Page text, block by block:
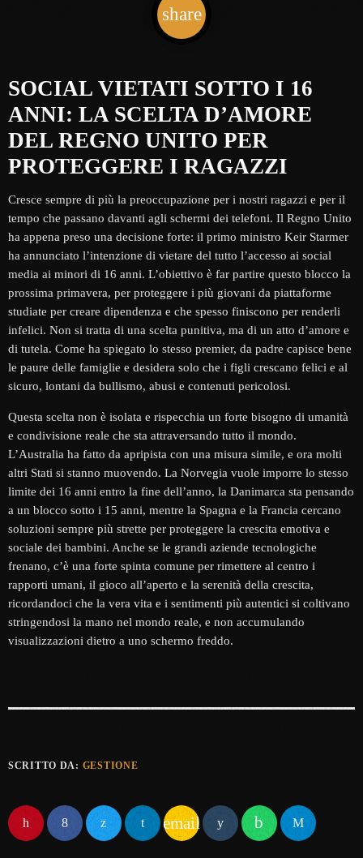
share
email
SOCIAL VIETATI SOTTO I 16
ANNI: LA SCELTA D’AMORE
DEL REGNO UNITO PER
PROTEGGERE I RAGAZZI
Cresce sempre di più la preoccupazione per i nostri ragazzi e per il
tempo che passano davanti agli schermi dei telefoni. Il Regno Unito
ha appena preso una decisione forte: il primo ministro Keir Starmer
ha annunciato l’intenzione di vietare del tutto l’accesso ai social
media ai minori di 16 anni. L’obiettivo è far partire questo blocco la
prossima primavera, per proteggere i più giovani da piattaforme
studiate per creare dipendenza e che spesso finiscono per renderli
infelici. Non si tratta di una scelta punitiva, ma di un atto d’amore e
di tutela. Come ha spiegato lo stesso premier, da padre capisce bene
le paure delle famiglie e desidera solo che i figli crescano felici e al
sicuro, lontani da bullismo, abusi e contenuti pericolosi.
Questa scelta non è isolata e rispecchia un forte bisogno di umanità
e condivisione reale che sta attraversando tutto il mondo.
L’Australia ha fatto da apripista con una misura simile, e ora molti
altri Stati si stanno muovendo. La Norvegia vuole imporre lo stesso
limite dei 16 anni entro la fine dell’anno, la Danimarca sta pensando
a un blocco sotto i 15 anni, mentre la Spagna e la Francia cercano
soluzioni sempre più strette per proteggere la crescita emotiva e
sociale dei bambini. Anche se le grandi aziende tecnologiche
frenano, c’è una forte spinta comune per rimettere al centro i
rapporti umani, il gioco all’aperto e la serenità della crescita,
ricordandoci che la vera vita e i sentimenti più autentici si coltivano
stringendosi la mano nel mondo reale, e non accumulando
visualizzazioni dietro a uno schermo freddo.
SCRITTO DA: GESTIONE
email